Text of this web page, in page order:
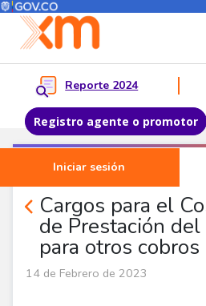
Pasar al contenido principal
Menú del Usuario
Reporte 2024
Registro agente o promotor
Iniciar sesión
Cargos para el
de Prestación
para otros cobros
Noticias Agentes
14 de Febrero de 2023